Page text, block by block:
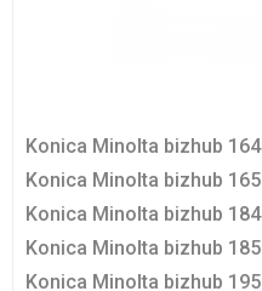
Konica Minolta bizhub 164
Konica Minolta bizhub 165
Konica Minolta bizhub 184
Konica Minolta bizhub 185
Konica Minolta bizhub 195